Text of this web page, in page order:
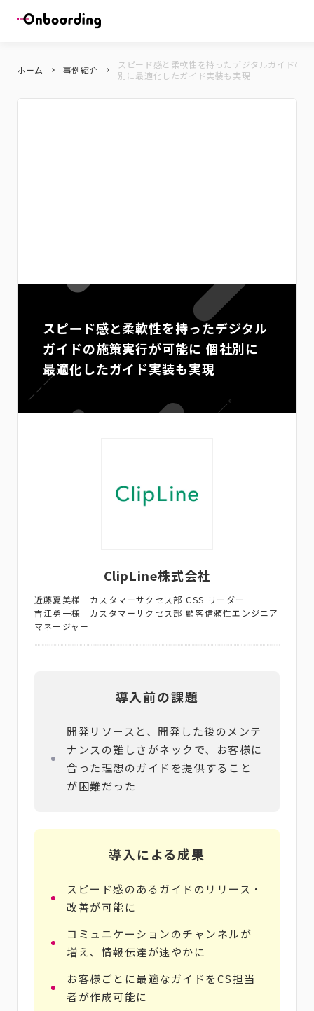
ホーム keyboard_arrow_right 事例紹介 keyboard_arrow_right
スピード感と柔軟性を持ったデジタルガイドの
別に最適化したガイド実装も実現
スピード感と柔軟性を持ったデジタル
ガイドの施策実行が可能に 個社別に
最適化したガイド実装も実現
ClipLine株式会社
近藤夏美様 カスタマーサクセス部 CSS リーダー
吉江勇一様 カスタマーサクセス部 顧客信頼性エンジニア
マネージャー
導入前の課題
開発リソースと、開発した後のメンテ
ナンスの難しさがネックで、お客様に
合った理想のガイドを提供すること
が困難だった
導入による成果
スピード感のあるガイドのリリース・
改善が可能に
コミュニケーションのチャンネルが
増え、情報伝達が速やかに
お客様ごとに最適なガイドをCS担当
者が作成可能に